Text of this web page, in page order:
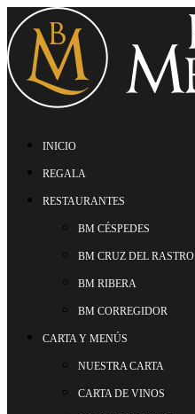
INICIO
REGALA
RESTAURANTES
BM CÉSPEDES
BM CRUZ DEL RASTRO
BM RIBERA
BM CORREGIDOR
CARTA Y MENÚS
NUESTRA CARTA
CARTA DE VINOS